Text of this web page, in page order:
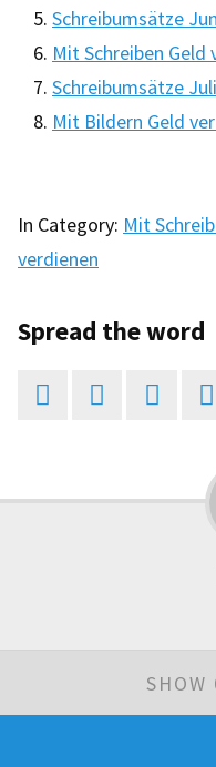
Schreibumsätze
Mit Schreiben Geld
Schreibumsätze
Mit Bildern Geld
In Category: Mit
verdienen
Spread the word
   
SHOW